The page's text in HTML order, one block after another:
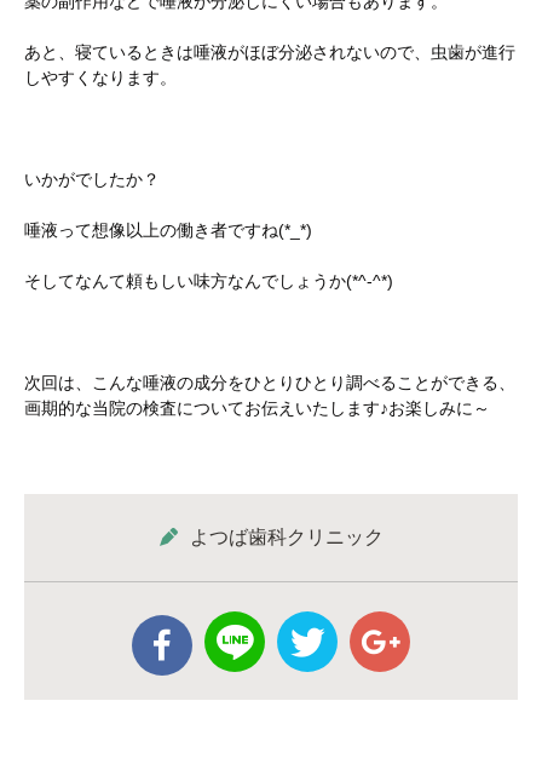
あと、寝ているときは唾液がほぼ分泌されないので、虫歯が進行
しやすくなります。
いかがでしたか？
唾液って想像以上の働き者ですね(*_*)
そしてなんて頼もしい味方なんでしょうか(*^-^*)
次回は、こんな唾液の成分をひとりひとり調べることができる、
画期的な当院の検査についてお伝えいたします♪お楽しみに～
よつば歯科クリニック